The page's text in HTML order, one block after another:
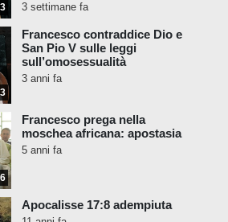
dell'agnello e non
della Chiesa ha
del Vaticano II che i non
ricevere la Santa
anche il dogma definito
al di fuori della Chiesa
solo coloro che sono
via
Infatti, nella
Sacrosanctum Conciliumn. 47
3 settimane fa
Francesco contraddice Dio e
San Pio V sulle leggi
sull’omosessualità
3 anni fa
Francesco prega nella
moschea africana: apostasia
5 anni fa
Apocalisse 17:8 adempiuta